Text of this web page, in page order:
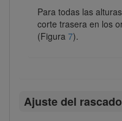
Para todas las
corte trasera en los
(Figura 7).
Ajuste del